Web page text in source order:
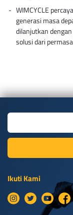
WIMCYCLE
generasi masa
dilanjutkan
solusi dari
Ikuti Kami